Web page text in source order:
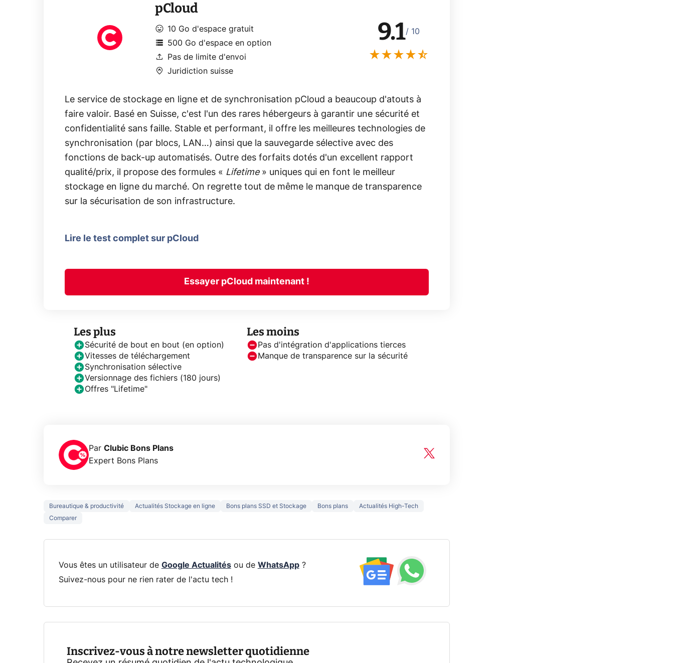
pCloud
mood 10 Go d'espace gratuit
storage 500 Go d'espace en option
upload Pas de limite d'envoi
home_pin Juridiction suisse
9.1/ 10
Le service de stockage en ligne et de synchronisation pCloud a beaucoup d'atouts à
faire valoir. Basé en Suisse, c'est l'un des rares hébergeurs à garantir une sécurité et
confidentialité sans faille. Stable et performant, il offre les meilleures technologies de
synchronisation (par blocs, LAN…) ainsi que la sauvegarde sélective avec des
fonctions de back-up automatisés. Outre des forfaits dotés d'un excellent rapport
qualité/prix, il propose des formules « Lifetime » uniques qui en font le meilleur
stockage en ligne du marché. On regrette tout de même le manque de transparence
sur la sécurisation de son infrastructure.
Lire le test complet sur pCloud
Essayer pCloud maintenant !
Les plus
Sécurité de bout en bout (en option)
Vitesses de téléchargement
Synchronisation sélective
Versionnage des fichiers (180 jours)
Offres "Lifetime"
Les moins
Pas d'intégration d'applications tierces
Manque de transparence sur la sécurité
Par Clubic Bons Plans
Expert Bons Plans
Bureautique & productivité Actualités Stockage en ligne Bons plans SSD et Stockage Bons plans
Actualités High-Tech
Comparer
Vous êtes un utilisateur de Google Actualitésou de WhatsApp?
Suivez-nous pour ne rien rater de l'actu tech !
Inscrivez-vous à notre newsletter quotidienne